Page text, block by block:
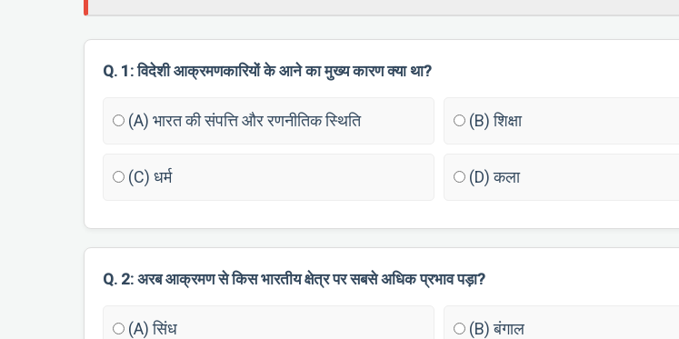
Q. 1: विदेशी आक्रमणकारियों के आने का मुख्य कारण क्या था?
(A) भारत की संपत्ति और रणनीतिक स्थिति (B) शिक्षा
(C) धर्म (D) कला
Q. 2: अरब आक्रमण से किस भारतीय क्षेत्र पर सबसे अधिक प्रभाव पड़ा?
(A) सिंध (B) बंगाल